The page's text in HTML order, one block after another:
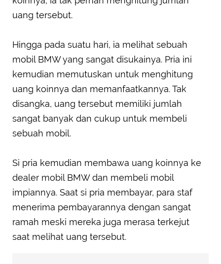
uang tersebut.
Hingga pada suatu hari, ia melihat sebuah
mobil BMW yang sangat disukainya. Pria ini
kemudian memutuskan untuk menghitung
uang koinnya dan memanfaatkannya. Tak
disangka, uang tersebut memiliki jumlah
sangat banyak dan cukup untuk membeli
sebuah mobil.
Si pria kemudian membawa uang koinnya ke
dealer mobil BMW dan membeli mobil
impiannya. Saat si pria membayar, para staf
menerima pembayarannya dengan sangat
ramah meski mereka juga merasa terkejut
saat melihat uang tersebut.